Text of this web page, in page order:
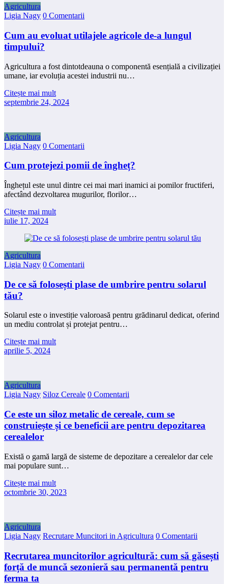
Agricultura
Ligia Nagy 0 Comentarii
Cum au evoluat utilajele agricole de-a lungul
timpului?
Agricultura a fost dintotdeauna o componentă esențială a civilizației
umane, iar evoluția acestei industrii nu…
Citește mai mult
septembrie 24, 2024
Agricultura
Ligia Nagy 0 Comentarii
Cum protejezi pomii de îngheț?
Înghețul este unul dintre cei mai mari inamici ai pomilor fructiferi,
afectând dezvoltarea mugurilor, florilor…
Citește mai mult
iulie 17, 2024
Agricultura
Ligia Nagy 0 Comentarii
De ce să folosești plase de umbrire pentru solarul
tău?
Solarul este o investiție valoroasă pentru grădinarul dedicat, oferind
un mediu controlat și protejat pentru…
Citește mai mult
aprilie 5, 2024
Agricultura
Ligia Nagy Siloz Cereale 0 Comentarii
Ce este un siloz metalic de cereale, cum se
construiește și ce beneficii are pentru depozitarea
cerealelor
Există o gamă largă de sisteme de depozitare a cerealelor dar cele
mai populare sunt…
Citește mai mult
octombrie 30, 2023
Agricultura
Ligia Nagy Recrutare Muncitori in Agricultura 0 Comentarii
Recrutarea muncitorilor agricultură: cum să găsești
forță de muncă sezonieră sau permanentă pentru
ferma ta